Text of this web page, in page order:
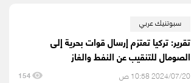
سبوتنيك عربي
تقرير: تركيا تعتزم إرسال قوات بحرية إلى
الصومال للتنقيب عن النفط والغاز
2024/07/20 10:58 ص 154